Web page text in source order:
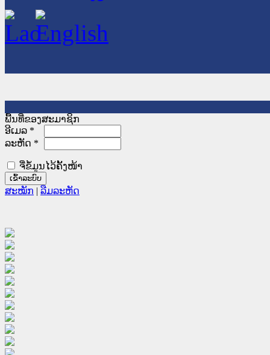
ພື້ນທີ່ຂອງສະມາຊິກ
ອີເມລ *
ລະຫັດ *
ຈື່ຂໍ້ມູນໄວ້ຄັ້ງໜ້າ
ສະໝັກ | ລືມລະຫັດ